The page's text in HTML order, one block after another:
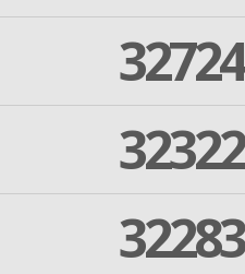
32724
32322
32283